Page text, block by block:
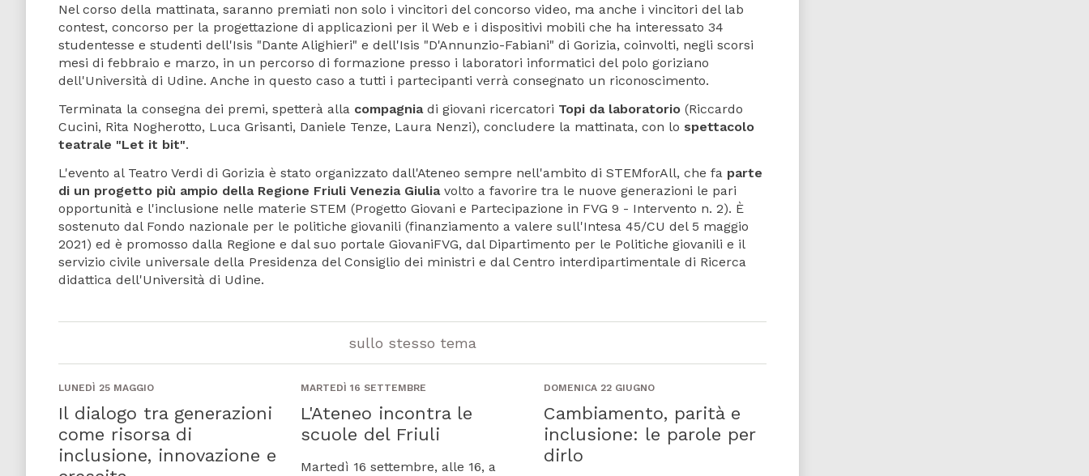
Nel corso della mattinata, saranno premiati non solo i vincitori del concorso video, ma anche i vincitori del lab
contest, concorso per la progettazione di applicazioni per il Web e i dispositivi mobili che ha interessato 34
studentesse e studenti dell'Isis "Dante Alighieri" e dell'Isis "D'Annunzio-Fabiani" di Gorizia, coinvolti, negli scorsi
mesi di febbraio e marzo, in un percorso di formazione presso i laboratori informatici del polo goriziano
dell'Università di Udine. Anche in questo caso a tutti i partecipanti verrà consegnato un riconoscimento.
Terminata la consegna dei premi, spetterà alla compagniadi giovani ricercatori Topi da laboratorio (Riccardo
Cucini, Rita Nogherotto, Luca Grisanti, Daniele Tenze, Laura Nenzi), concludere la mattinata, con lo spettacolo
teatrale "Let it bit".
L'evento al Teatro Verdi di Gorizia è stato organizzato dall'Ateneo sempre nell'ambito di STEMforAll, che fa parte
di un progetto più ampio della Regione Friuli Venezia Giuliavolto a favorire tra le nuove generazioni le pari
opportunità e l'inclusione nelle materie STEM (Progetto Giovani e Partecipazione in FVG 9 - Intervento n. 2). È
sostenuto dal Fondo nazionale per le politiche giovanili (finanziamento a valere sull'Intesa 45/CU del 5 maggio
2021) ed è promosso dalla Regione e dal suo portale GiovaniFVG, dal Dipartimento per le Politiche giovanili e il
servizio civile universale della Presidenza del Consiglio dei ministri e dal Centro interdipartimentale di Ricerca
didattica dell'Università di Udine.
sullo stesso tema
LUNEDÌ 25 MAGGIO
Il dialogo tra generazioni
come risorsa di
inclusione, innovazione e
MARTEDÌ 16 SETTEMBRE
L'Ateneo incontra le
scuole del Friuli
Martedì 16 settembre, alle 16, a
DOMENICA 22 GIUGNO
Cambiamento, parità e
inclusione: le parole per
dirlo